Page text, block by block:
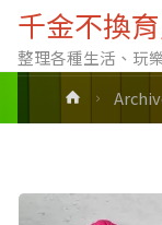
千金不換
整理各種生活、玩
Home